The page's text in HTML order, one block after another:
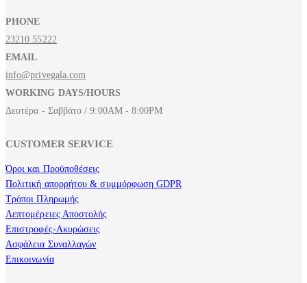
PHONE
23210 55222
EMAIL
info@privegala.com
WORKING DAYS/HOURS
Δευτέρα - Σαββάτο / 9:00AM - 8:00PM
CUSTOMER SERVICE
Όροι και Προϋποθέσεις
Πολιτική απορρήτου & συμμόρφωση GDPR
Τρόποι Πληρωμής
Λεπτομέρειες Αποστολής
Επιστροφές-Ακυρώσεις
Ασφάλεια Συναλλαγών
Επικοινωνία